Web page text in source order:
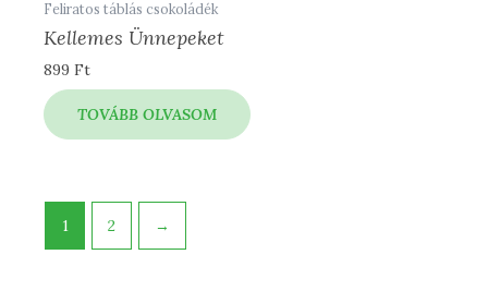
Feliratos táblás csokoládék
Kellemes Ünnepeket
899 Ft
TOVÁBB OLVASOM
1 2 →